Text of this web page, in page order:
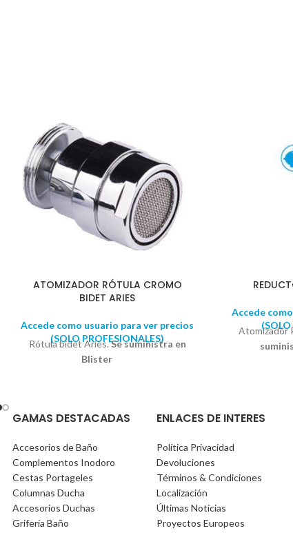
ATOMIZADOR RÓTULA CROMO
BIDET ARIES
Accede como usuario para ver precios
(SOLO PROFESIONALES)
Rótula bidet Aries.Se suministra en
Blister
Accede
Atomizador
GAMAS DESTACADAS
Accesorios de Baño
Complementos Inodoro
Cestas Portageles
Columnas Ducha
Accesorios Duchas
Grifería Baño
ENLACES DE INTERES
Política Privacidad
Devoluciones
Términos & Condiciones
Localización
Últimas Noticias
Proyectos Europeos